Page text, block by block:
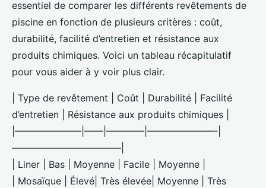
essentiel de comparer les différents revêtements de
piscine en fonction de plusieurs critères : coût,
durabilité, facilité d’entretien et résistance aux
produits chimiques. Voici un tableau récapitulatif
pour vous aider à y voir plus clair.
| Type de revêtement | Coût | Durabilité | Facilité
d’entretien | Résistance aux produits chimiques |
|———————|——|————|———————-|
———————————–|
| Liner | Bas | Moyenne | Facile | Moyenne |
| Mosaïque | Élevé| Très élevée| Moyenne | Très